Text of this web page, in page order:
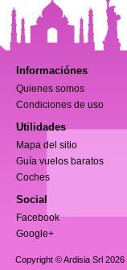
Informaciónes
Quienes somos
Condiciones de uso
Utilidades
Mapa del sitio
Guía vuelos baratos
Coches
Social
Facebook
Google+
Copyright © Ardisia Srl 2026